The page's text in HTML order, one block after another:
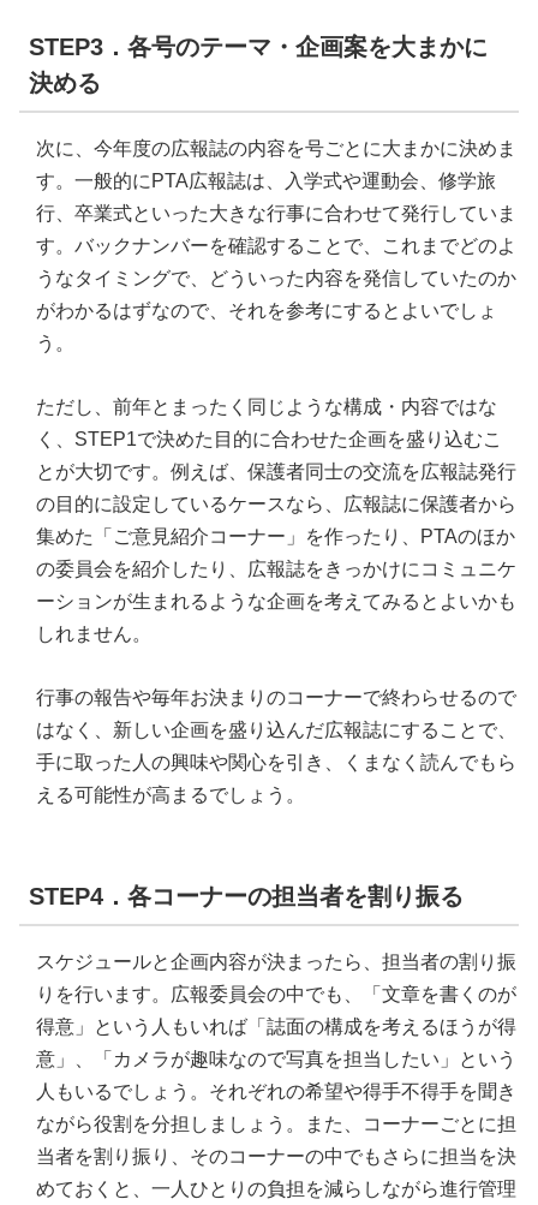
STEP3．各号のテーマ・企画案を大まかに
決める
次に、今年度の広報誌の内容を号ごとに大まかに決めま
す。一般的にPTA広報誌は、入学式や運動会、修学旅
行、卒業式といった大きな行事に合わせて発行していま
す。バックナンバーを確認することで、これまでどのよ
うなタイミングで、どういった内容を発信していたのか
がわかるはずなので、それを参考にするとよいでしょ
う。
ただし、前年とまったく同じような構成・内容ではな
く、STEP1で決めた目的に合わせた企画を盛り込むこ
とが大切です。例えば、保護者同士の交流を広報誌発行
の目的に設定しているケースなら、広報誌に保護者から
集めた「ご意見紹介コーナー」を作ったり、PTAのほか
の委員会を紹介したり、広報誌をきっかけにコミュニケ
ーションが生まれるような企画を考えてみるとよいかも
しれません。
行事の報告や毎年お決まりのコーナーで終わらせるので
はなく、新しい企画を盛り込んだ広報誌にすることで、
手に取った人の興味や関心を引き、くまなく読んでもら
える可能性が高まるでしょう。
STEP4．各コーナーの担当者を割り振る
スケジュールと企画内容が決まったら、担当者の割り振
りを行います。広報委員会の中でも、「文章を書くのが
得意」という人もいれば「誌面の構成を考えるほうが得
意」、「カメラが趣味なので写真を担当したい」という
人もいるでしょう。それぞれの希望や得手不得手を聞き
ながら役割を分担しましょう。また、コーナーごとに担
当者を割り振り、そのコーナーの中でもさらに担当を決
めておくと、一人ひとりの負担を減らしながら進行管理